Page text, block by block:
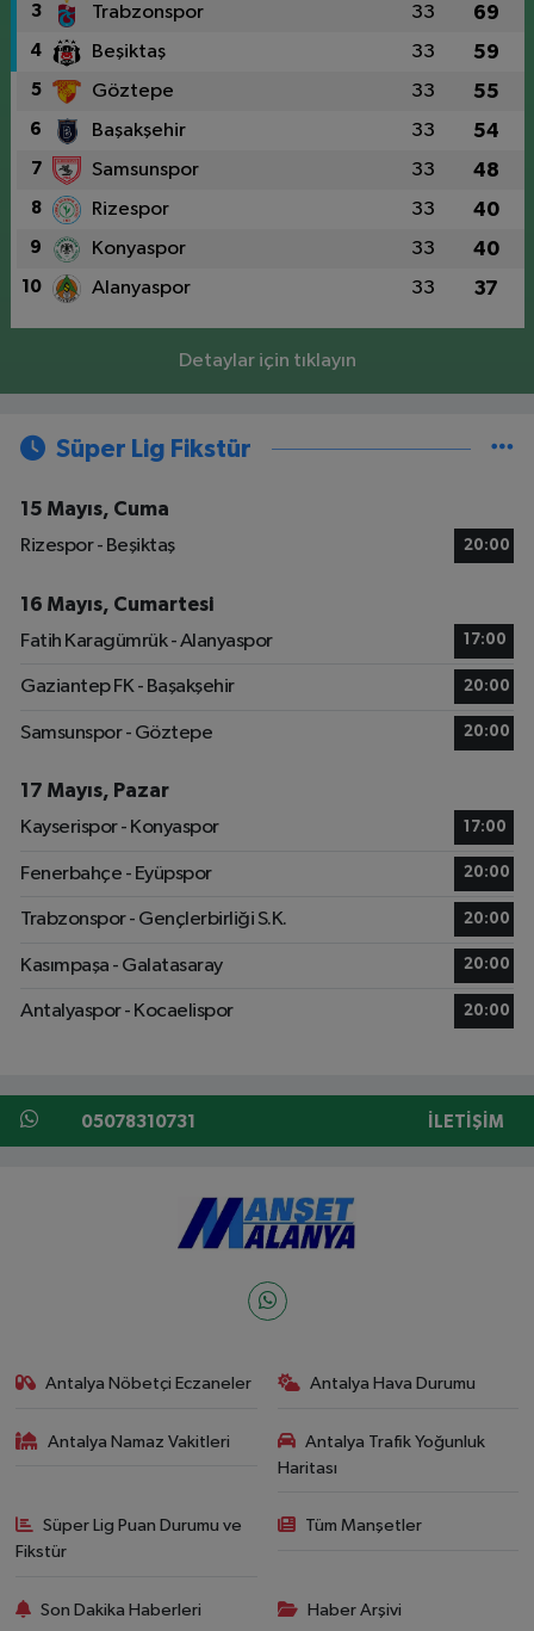
3 Trabzonspor 33 69
4 Beşiktaş 33 59
5 Göztepe 33 55
6 Başakşehir 33 54
7 Samsunspor 33 48
8 Rizespor 33 40
9 Konyaspor 33 40
10 Alanyaspor 33 37
Detaylar için tıklayın
Süper Lig Fikstür
15 Mayıs, Cuma
Rizespor - Beşiktaş
20:00
16 Mayıs, Cumartesi
Fatih Karagümrük - Alanyaspor
17:00
Gaziantep FK - Başakşehir 20:00
Samsunspor - Göztepe 20:00
17 Mayıs, Pazar
Kayserispor - Konyaspor
17:00
Fenerbahçe - Eyüpspor 20:00
Trabzonspor - Gençlerbirliği S.K. 20:00
Kasımpaşa - Galatasaray 20:00
Antalyaspor - Kocaelispor 20:00
05078310731 İLETIŞIM
Antalya Nöbetçi Eczaneler Antalya Hava Durumu
Antalya Namaz Vakitleri
Antalya Trafik Yoğunluk
Haritası
Süper Lig Puan Durumu ve
Fikstür
Tüm Manşetler
Son Dakika Haberleri Haber Arşivi